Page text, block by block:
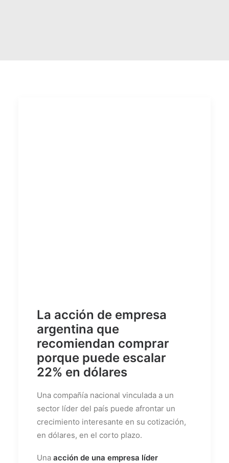
La acción de empresa
argentina que
recomiendan comprar
porque puede escalar
22% en dólares
Una compañía nacional vinculada a un
sector líder del país puede afrontar un
crecimiento interesante en su cotización,
en dólares, en el corto plazo.
Una acción de una empresa líder